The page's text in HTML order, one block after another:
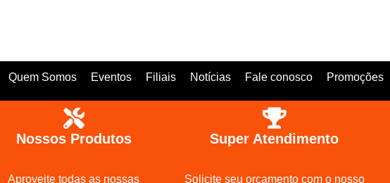
Quem Somos Eventos Filiais Notícias Fale conosco Promoções
Nossos Produtos
Aproveite todas as nossas
Super Atendimento
Solicite seu orçamento com o nosso